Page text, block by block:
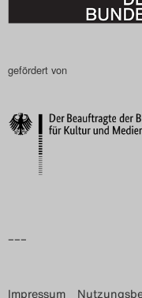
gefördert von
–––
Impressum